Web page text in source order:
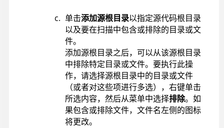
单击添加源根目录以指定源代码根目录
以及要在扫描中包含或排除的目录或文
件。
添加源根目录之后，可以从该源根目录
中排除特定目录或文件。要执行此操
作，请选择源根目录中的目录或文件
（或者对这些项进行多选），右键单击
所选内容，然后从菜单中选择排除。如
果包含或排除文件，文件名左侧的图标
将更改。